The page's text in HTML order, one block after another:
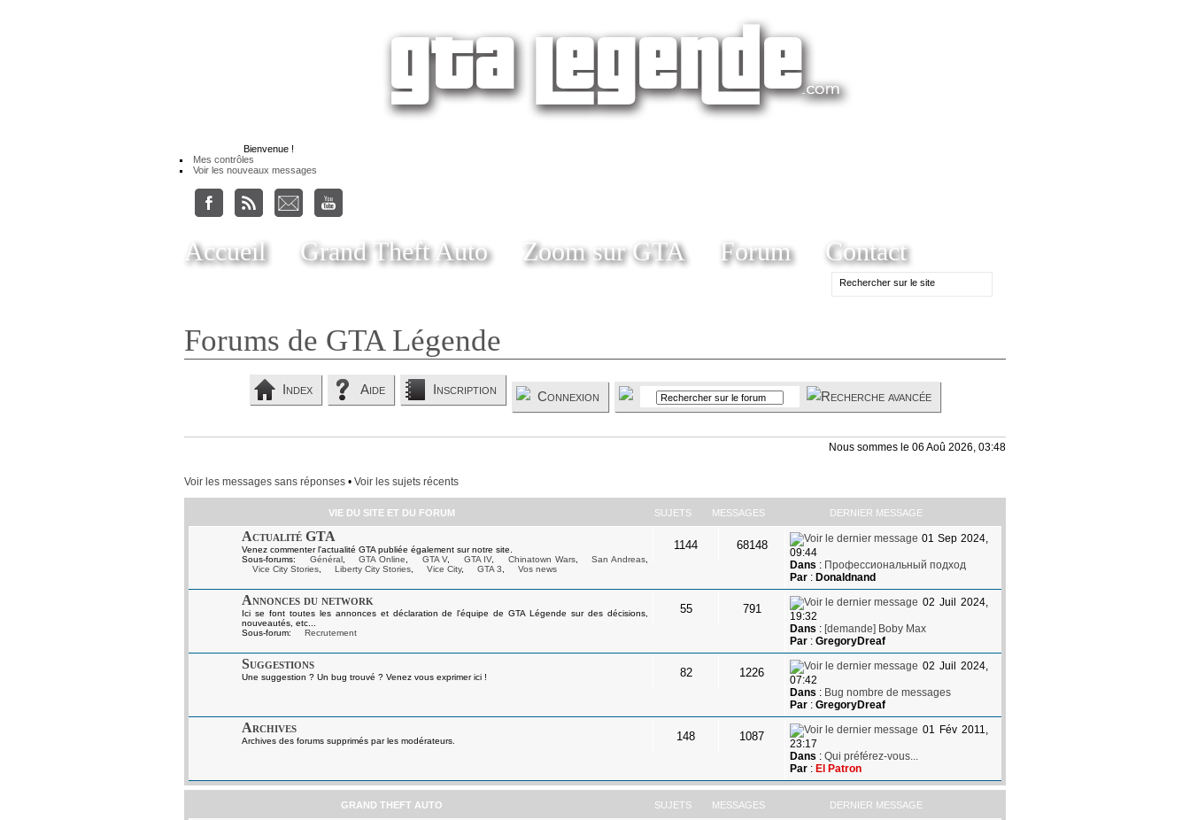
Bienvenue !
Mes contrôles
Voir les nouveaux messages
Accueil Grand Theft Auto Zoom sur GTA Forum Contact
Forums de GTA Légende
Index Aide Inscription Connexion
Nous sommes le 06 Aoû 2026, 03:48
Voir les messages sans réponses • Voir les sujets récents
VIE DU SITE ET DU FORUM SUJETS MESSAGES DERNIER MESSAGE
Actualité GTA
Venez commenter l'actualité GTA publiée également sur notre site.
Sous-forums:
Général, GTA Online GTA V, GTA IV, Chinatown Wars, San Andreas
Vice City Stories
Liberty City Stories Vice City, GTA 3 Vos news
1144 68148
01 Sep 2024,
09:44
Dans : Профессиональный подход
Par: Donaldnand
Annonces du network
Ici se font toutes les annonces et déclaration de l'équipe de GTA Légende sur des décisions,
nouveautés, etc...
Sous-forum:
Recrutement
55 791
02 Juil 2024,
19:32
Dans : [demande] Boby Max
Par: GregoryDreaf
Suggestions
Une suggestion ? Un bug trouvé ? Venez vous exprimer ici ! 82 1226
02 Juil 2024,
07:42
Dans : Bug nombre de messages
Par: GregoryDreaf
Archives
Archives des forums supprimés par les modérateurs. 148 1087
01 Fév 2011,
23:17
Dans : Qui préférez-vous...
Par: El Patron
GRAND THEFT AUTO SUJETS MESSAGES DERNIER MESSAGE